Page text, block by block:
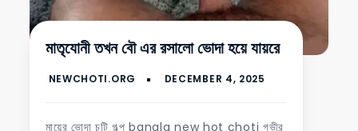
মাতৃযোনী তখন বৌ এর রসালো ভোদা হয়ে যায়রে
মায়ের ভোদা চটি গল্প bangla new hot choti গভীর